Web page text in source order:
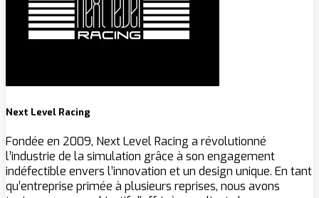
Next Level Racing
Fondée en 2009, Next Level Racing a révolutionné
l’industrie de la simulation grâce à son engagement
indéfectible envers l’innovation et un design unique. En tant
qu’entreprise primée à plusieurs reprises, nous avons